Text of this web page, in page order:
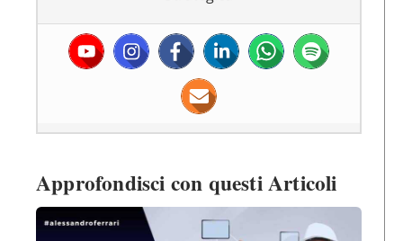
Approfondisci con questi Articoli